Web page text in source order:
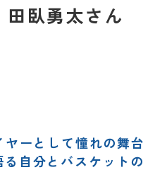
臥勇太さん
ーとして憧れの舞台
自分とバスケットの